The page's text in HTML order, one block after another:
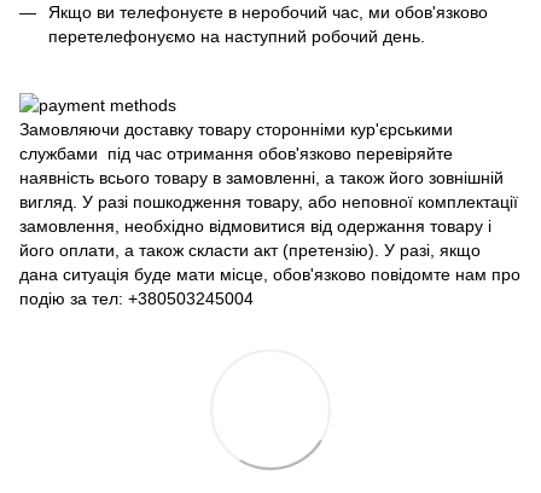
Якщо ви телефонуєте в неробочий час, ми обов'язково
перетелефонуємо на наступний робочий день.
Замовляючи доставку товару сторонніми кур'єрськими
службами під час отримання обов'язково перевіряйте
наявність всього товару в замовленні, а також його зовнішній
вигляд. У разі пошкодження товару, або неповної комплектації
замовлення, необхідно відмовитися від одержання товару і
його оплати, а також скласти акт (претензію). У разі, якщо
дана ситуація буде мати місце, обов'язково повідомте нам про
подію за тел: +380503245004